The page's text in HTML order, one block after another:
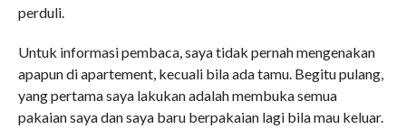
perduli.
Untuk informasi pembaca, saya tidak pernah mengenakan
apapun di apartement, kecuali bila ada tamu. Begitu pulang,
yang pertama saya lakukan adalah membuka semua
pakaian saya dan saya baru berpakaian lagi bila mau keluar.